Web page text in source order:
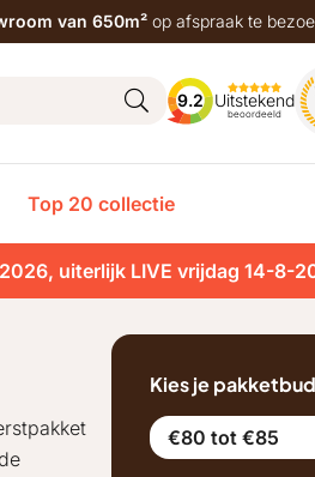
van 650m² op afspraak te
9.2 Uitstekend
beoordeeld
Top 20 collectie
uiterlijk LIVE vrijdag 14-8-
Kies je
€80 tot €85